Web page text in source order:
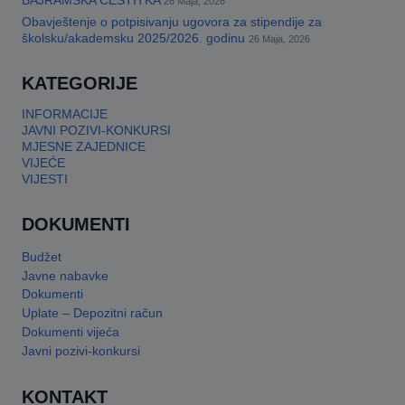
Obavještenje o potpisivanju ugovora za stipendije za
školsku/akademsku 2025/2026. godinu 26 Maja, 2026
KATEGORIJE
INFORMACIJE
JAVNI POZIVI-KONKURSI
MJESNE ZAJEDNICE
VIJEĆE
VIJESTI
DOKUMENTI
Budžet
Javne nabavke
Dokumenti
Uplate – Depozitni račun
Dokumenti vijeća
Javni pozivi-konkursi
KONTAKT
This will close in 17 seconds